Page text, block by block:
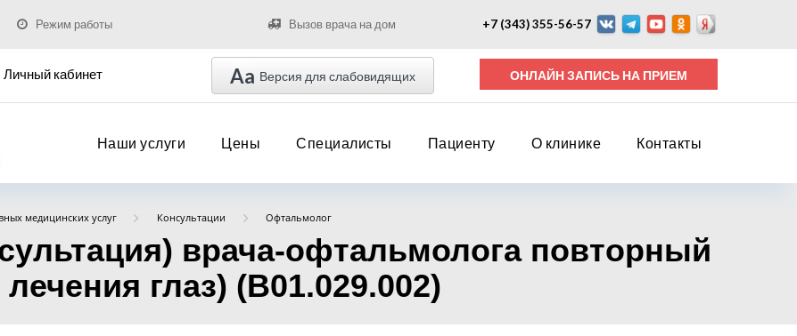
Режим работы Вызов врача на дом +7 (343) 355-56-57
Личный кабинет Aa Версия для слабовидящих ОНЛАЙН ЗАПИСЬ НА ПРИЕМ
Наши услуги Цены Специалисты Пациенту О клинике Контакты
медицинских услуг Консультации Офтальмолог
врача-офтальмолога повторный
глаз) (B01.029.002)